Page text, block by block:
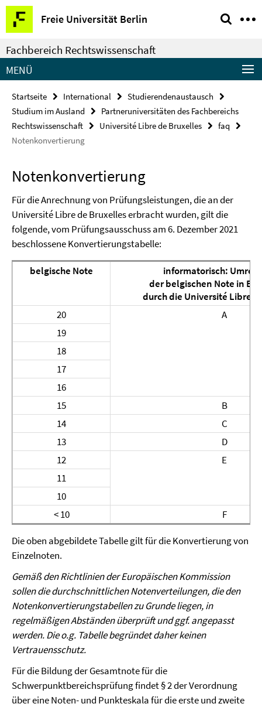
Springe
direkt
zu
Inhalt
Freie Universität Berlin
Service-
Navigation
Fachbereich Rechtswissenschaft
MENÜ
Startseite International
Studierendenaustausch
Studium im Ausland
Partneruniversitäten des Fachbereichs
Rechtswissenschaft
Université Libre de Bruxelles
faq
Notenkonvertierung
Notenkonvertierung
Für die Anrechnung von Prüfungsleistungen, die an der
Université Libre de Bruxelles erbracht wurden, gilt die
folgende, vom Prüfungsausschuss am 6. Dezember 2021
beschlossene Konvertierungstabelle:
belgische Note
informatorisch:
der belgischen Note in
durch die Université Libre
20
A
19
18
17
16
15
B
14
C
13
D
12
E
11
10
< 10
F
Die oben abgebildete Tabelle gilt für die Konvertierung von
Einzelnoten.
Gemäß den Richtlinien der Europäischen Kommission
sollen die durchschnittlichen Notenver­teilungen, die den
Notenkonvertierungstabellen zu Grunde liegen, in
regelmäßigen Abständen überprüft und ggf. angepasst
werden. Die o.g. Tabelle begründet daher keinen
Vertrauensschutz.
Für die Bildung der Gesamtnote für die
Schwerpunktbereichsprüfung findet § 2 der Verordnung
über eine Noten- und Punkteskala für die erste und zweite